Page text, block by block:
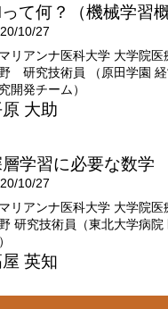
て何？（機械学習
10/27
リアンナ医科大学 大学院
研究技術員 （原田学園
開発チーム）
大助
学習に必要な数学
10/27
リアンナ医科大学 大学院
研究技術員（東北大学病
英知